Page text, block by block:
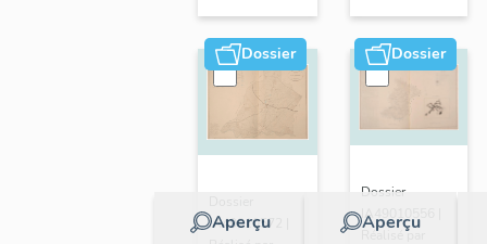
sur-
Moine
Dossier
Aperçu
IA49010572 |
Dossier
Aperçu
Dossier
IA49010556 |
Réalisé par